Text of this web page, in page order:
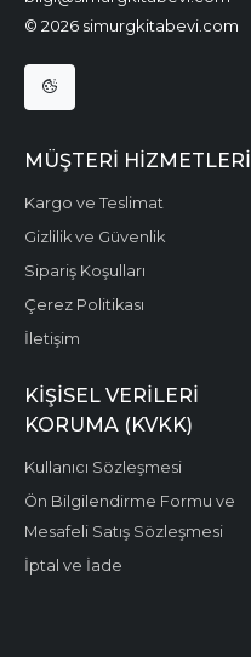
© 2026 simurgkitabevi.com
MÜŞTERI HIZMETLERI
Kargo ve Teslimat
Gizlilik ve Güvenlik
Sipariş Koşulları
Çerez Politikası
İletişim
KIŞISEL VERILERI
KORUMA (KVKK)
Kullanıcı Sözleşmesi
Ön Bilgilendirme Formu ve
Mesafeli Satış Sözleşmesi
İptal ve İade